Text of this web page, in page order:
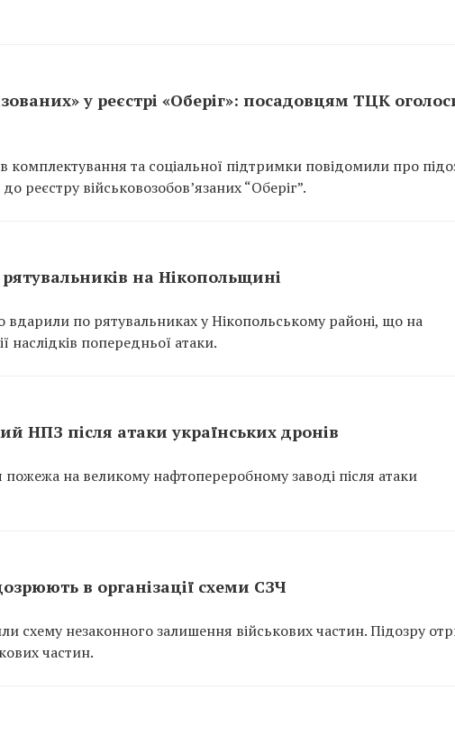
у реєстрі «Оберіг»: посадовцям ТЦК
комплектування та соціальної підтримки повідомили про
реєстру військовозобов’язаних “Оберіг”.
на Нікопольщині
вдарили по рятувальниках у Нікопольському районі, що на
наслідків попередньої атаки.
НПЗ після атаки українських дронів
пожежа на великому нафтопереробному заводі після атаки
в організації схеми СЗЧ
схему незаконного залишення військових частин. Підозру
частин.